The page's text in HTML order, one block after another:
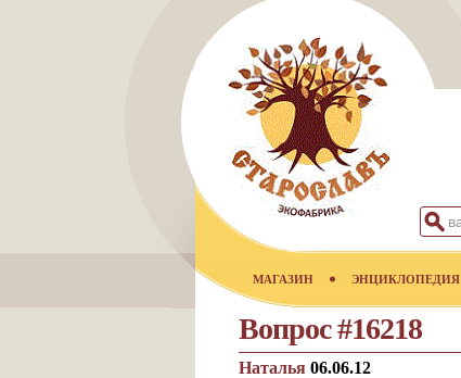
МАГАЗИН ЭНЦИКЛОПЕДИЯ
Вопрос #16218
Наталья 06.06.12